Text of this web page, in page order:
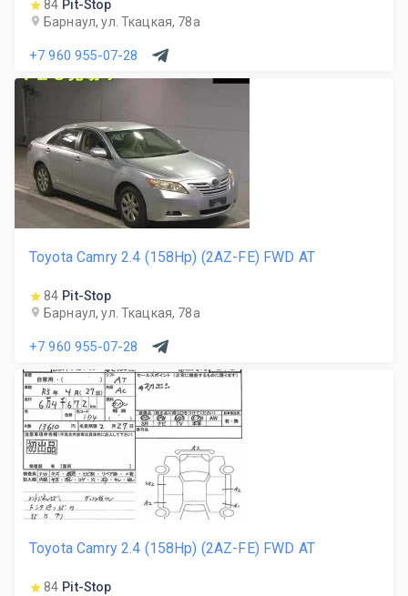
84 Pit-Stop
Барнаул, ул. Ткацкая, 78а
+7 960 955-07-28
Toyota Camry 2.4 (158Hp) (2AZ-FE) FWD AT
84 Pit-Stop
Барнаул, ул. Ткацкая, 78а
+7 960 955-07-28
Toyota Camry 2.4 (158Hp) (2AZ-FE) FWD AT
84 Pit-Stop